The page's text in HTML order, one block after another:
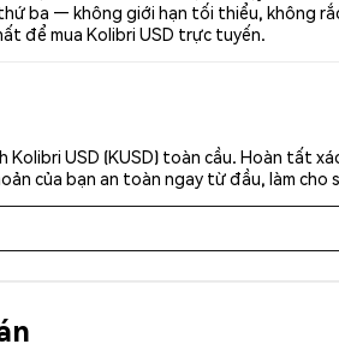
ba — không giới hạn tối thiểu, không
để mua Kolibri USD trực tuyến.
USD (KUSD) toàn cầu. Hoàn tất
của bạn an toàn ngay từ đầu, làm cho